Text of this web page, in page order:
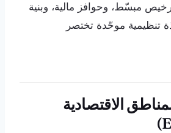
مبسّط، وحوافز مالية، وبنية
تنظيمية موحّدة تختصر
الاقتصادية